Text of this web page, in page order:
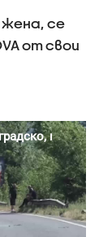
се
от свои